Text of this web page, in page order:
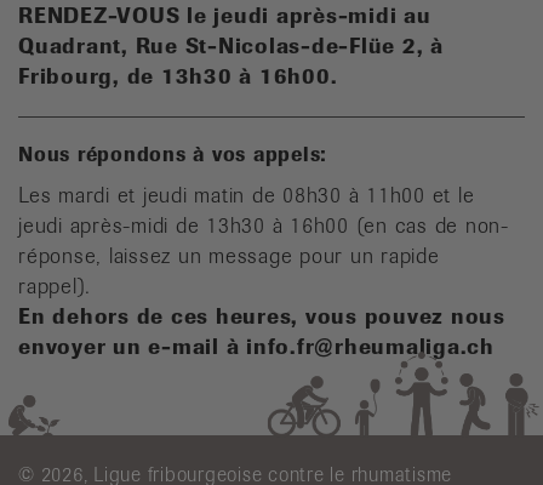
RENDEZ-VOUS le jeudi après-midi au
Quadrant, Rue St-Nicolas-de-Flüe 2, à
Fribourg, de 13h30 à 16h00.
Nous répondons à vos appels:
Les mardi et jeudi matin de 08h30 à 11h00 et le
jeudi après-midi de 13h30 à 16h00 (en cas de non-
réponse, laissez un message pour un rapide
rappel).
En dehors de ces heures, vous pouvez nous
envoyer un e-mail à info.fr@rheumaliga.ch
© 2026, Ligue fribourgeoise contre le rhumatisme